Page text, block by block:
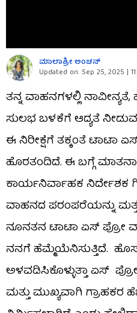
ಮಾಲಾಶ್ರೀ ಅಂಚನ್​
Updated on: Sep 25, 2025 |
ತನ್ನ ವಾಹನಗಳಲ್ಲಿ ನಾವೀನ್ಯತೆ,
ಸುಲಭ ಬಳಕೆಗೆ ಆದ್ಯತೆ
ಈ ನಿರೀಕ್ಷೆಗೆ ತಕ್ಕಂತೆ ಟಾಟಾ
ಹೊರತಂದಿದೆ. ಈ ಬಗ್ಗೆ
ಕಾರ್ಯನಿರ್ವಾಹಕ
ವಾಹನದ ಪರಂಪರೆಯನ್ನು
ನೂನತನ ಟಾಟಾ ಏಸ್‌ ಪ್ರೋ
ನನಗೆ ಹೆಮ್ಮೆಯೆನಿಸುತ್ತಿದೆ.
ಅಳವಡಿಸಿಕೊಳ್ಳುತ್ತಾ ಏಸ್‌ ಪ್ರೋ
ಮತ್ತು ಮುಖ್ಯವಾಗಿ ಗ್ರಾಹಕರ